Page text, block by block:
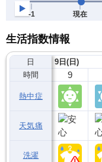
生活指数情報
日
時間
熱中症
天気痛
洗濯
9日(日)
9